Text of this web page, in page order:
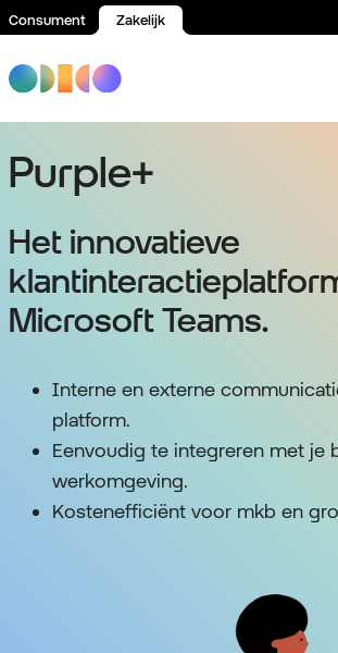
Consument Zakelijk
Purple+
Het innovatieve
Microsoft Teams.
Interne en externe
platform.
Eenvoudig te integreren met je
werkomgeving.
Kostenefficiënt voor mkb en